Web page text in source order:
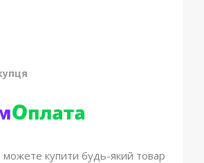
можете купити будь-який товар